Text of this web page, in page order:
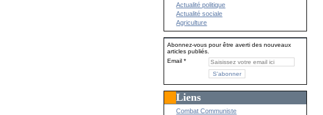
Actualité politique
Actualité sociale
Agriculture
Abonnez-vous pour être averti des nouveaux
articles publiés.
Email
Liens
Combat Communiste